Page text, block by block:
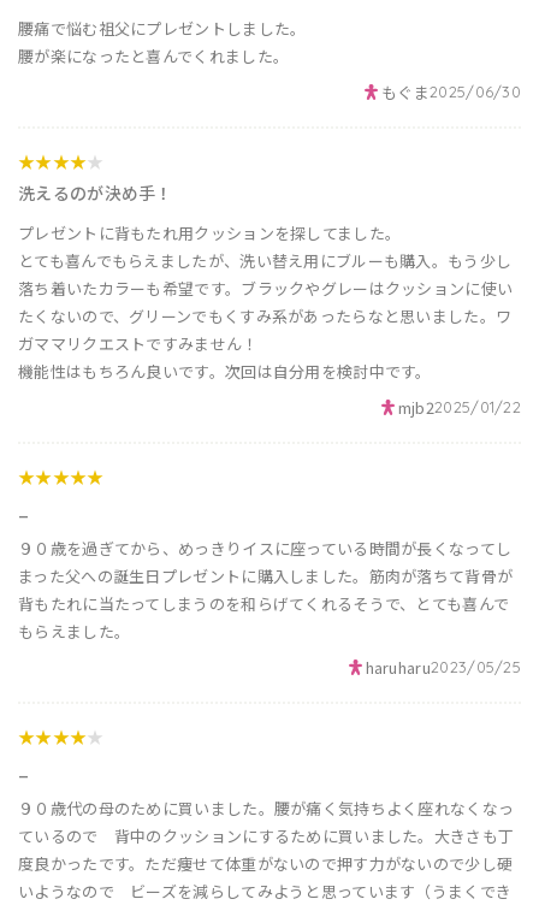
腰痛で悩む祖父にプレゼントしました。
腰が楽になったと喜んでくれました。
もぐま2025/06/30
洗えるのが決め手！
★★★★★
プレゼントに背もたれ用クッションを探してました。
とても喜んでもらえましたが、洗い替え用にブルーも購入。もう少し
落ち着いたカラーも希望です。ブラックやグレーはクッションに使い
たくないので、グリーンでもくすみ系があったらなと思いました。ワ
ガママリクエストですみません！
機能性はもちろん良いです。次回は自分用を検討中です。
mjb22025/01/22
★★★★★
９０歳を過ぎてから、めっきりイスに座っている時間が長くなってし
まった父への誕生日プレゼントに購入しました。筋肉が落ちて背骨が
背もたれに当たってしまうのを和らげてくれるそうで、とても喜んで
もらえました。
haruharu2023/05/25
★★★★★
９０歳代の母のために買いました。腰が痛く気持ちよく座れなくなっ
ているので 背中のクッションにするために買いました。大きさも丁
度良かったです。ただ痩せて体重がないので押す力がないので少し硬
いようなので ビーズを減らしてみようと思っています（うまくでき